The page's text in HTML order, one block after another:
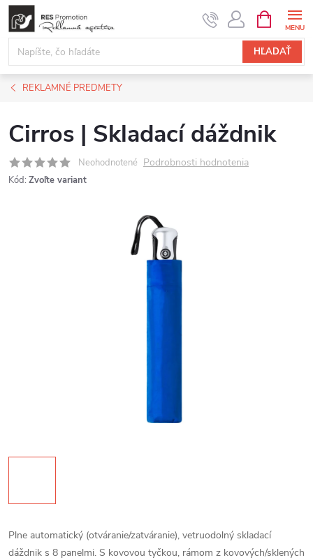
Prejsť
obsah
HĽADAŤ
KOŠÍK
REKLAMNÉ PREDMETY
Cirros | Skladací dáždnik
Neohodnotené Podrobnosti hodnotenia
Kód: Zvoľte variant
Plne automatický (otváranie/zatváranie), vetruodolný skladací
dáždnik s 8 panelmi. S kovovou tyčkou, rámom z kovových/sklených